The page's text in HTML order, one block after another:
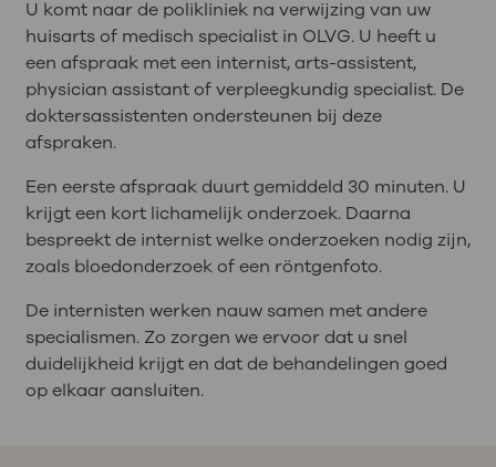
U komt naar de polikliniek na verwijzing van uw
huisarts of medisch specialist in OLVG. U heeft u
een afspraak met een internist, arts-assistent,
physician assistant of verpleegkundig specialist. De
doktersassistenten ondersteunen bij deze
afspraken.
Een eerste afspraak duurt gemiddeld 30 minuten. U
krijgt een kort lichamelijk onderzoek. Daarna
bespreekt de internist welke onderzoeken nodig zijn,
zoals bloedonderzoek of een röntgenfoto.
De internisten werken nauw samen met andere
specialismen. Zo zorgen we ervoor dat u snel
duidelijkheid krijgt en dat de behandelingen goed
op elkaar aansluiten.